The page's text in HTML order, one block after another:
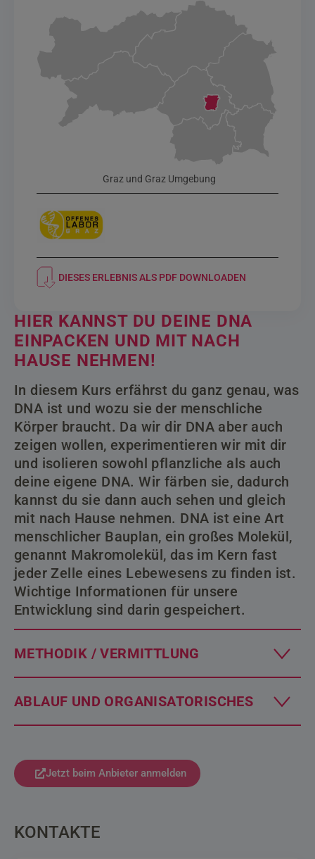
Graz und Graz Umgebung
DIESES ERLEBNIS ALS PDF DOWNLOADEN
HIER KANNST DU DEINE DNA
EINPACKEN UND MIT NACH
HAUSE NEHMEN!
In diesem Kurs erfährst du ganz genau, was
DNA ist und wozu sie der menschliche
Körper braucht. Da wir dir DNA aber auch
zeigen wollen, experimentieren wir mit dir
und isolieren sowohl pflanzliche als auch
deine eigene DNA. Wir färben sie, dadurch
kannst du sie dann auch sehen und gleich
mit nach Hause nehmen. DNA ist eine Art
menschlicher Bauplan, ein großes Molekül,
genannt Makromolekül, das im Kern fast
jeder Zelle eines Lebewesens zu finden ist.
Wichtige Informationen für unsere
Entwicklung sind darin gespeichert.
METHODIK / VERMITTLUNG
ABLAUF UND ORGANISATORISCHES
Jetzt beim Anbieter anmelden
KONTAKTE